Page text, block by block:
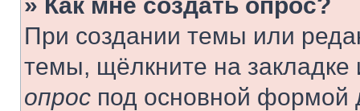
При создании темы или
темы, щёлкните на
опрос под основной формой